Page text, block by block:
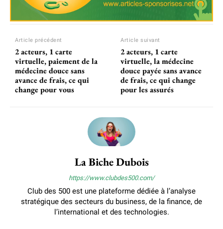
Article précédent
2 acteurs, 1 carte
virtuelle, paiement de la
médecine douce sans
avance de frais, ce qui
change pour vous
Article suivant
2 acteurs, 1 carte
virtuelle, la médecine
douce payée sans avance
de frais, ce qui change
pour les assurés
La Biche Dubois
https://www.clubdes500.com/
Club des 500 est une plateforme dédiée à l’analyse
stratégique des secteurs du business, de la finance, de
l’international et des technologies.